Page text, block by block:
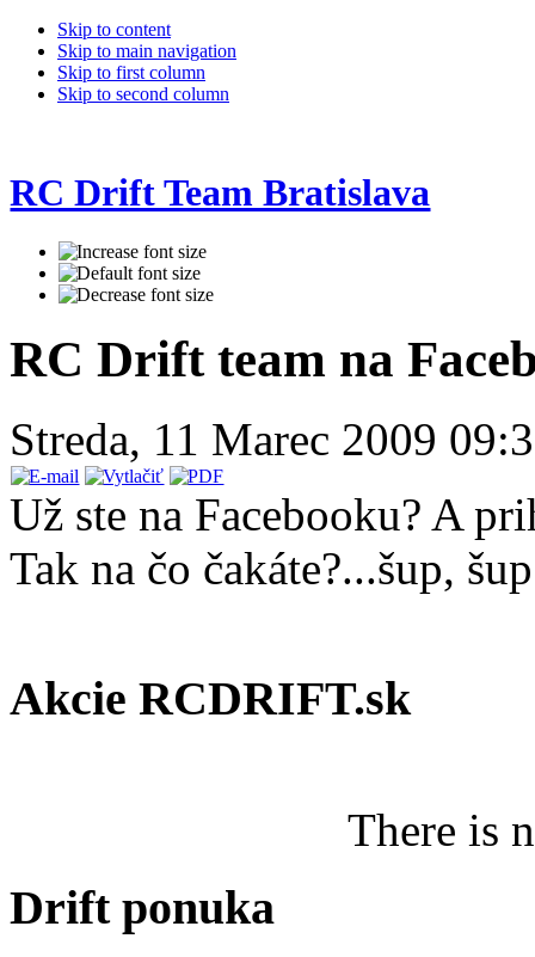
Skip to content
Skip to main navigation
Skip to first column
Skip to second column
RC Drift Team Bratislava
RC Drift team na
Streda, 11 Marec 2009
Už ste na Facebooku? A
Tak na čo čakáte?...šup,
Akcie RCDRIFT.sk
There is
Drift ponuka